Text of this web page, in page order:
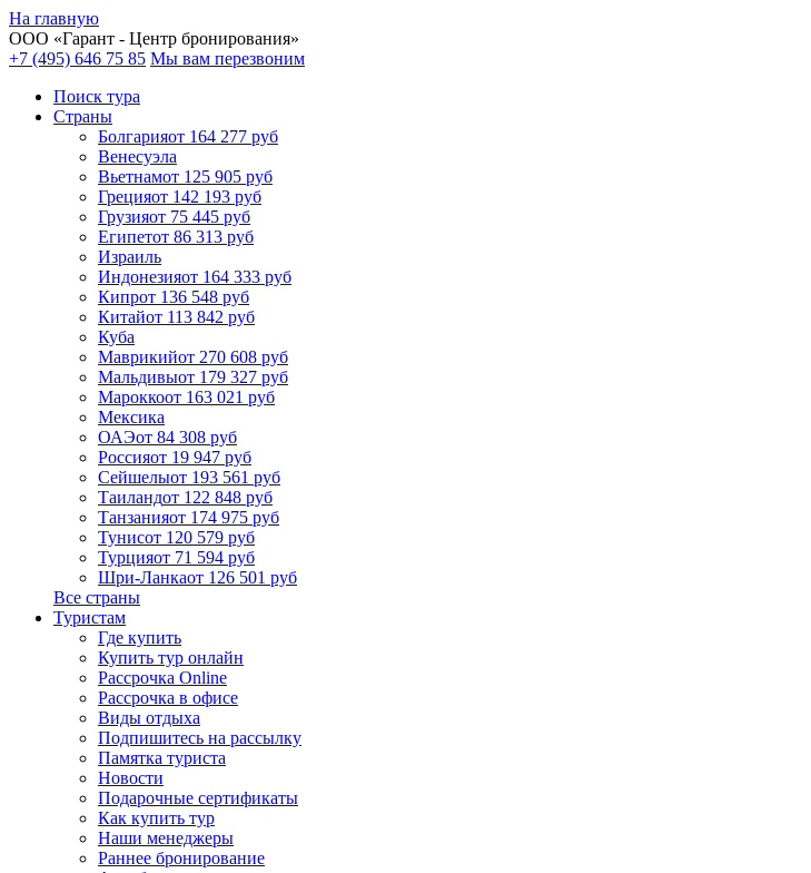
На главную
ООО «Гарант - Центр бронирования»
+7 (495) 646 75 85 Мы вам перезвоним
Поиск тура
Cтраны
Болгарияот 164 277 руб
Венесуэла
Вьетнамот 125 905 руб
Грецияот 142 193 руб
Грузияот 75 445 руб
Египетот 86 313 руб
Израиль
Индонезияот 164 333 руб
Кипрот 136 548 руб
Китайот 113 842 руб
Куба
Маврикийот 270 608 руб
Мальдивыот 179 327 руб
Мароккоот 163 021 руб
Мексика
ОАЭот 84 308 руб
Россияот 19 947 руб
Сейшелыот 193 561 руб
Таиландот 122 848 руб
Танзанияот 174 975 руб
Тунисот 120 579 руб
Турцияот 71 594 руб
Шри-Ланкаот 126 501 руб
Все страны
Туристам
Где купить
Купить тур онлайн
Рассрочка Online
Рассрочка в офисе
Виды отдыха
Подпишитесь на рассылку
Памятка туриста
Новости
Подарочные сертификаты
Как купить тур
Наши менеджеры
Раннее бронирование